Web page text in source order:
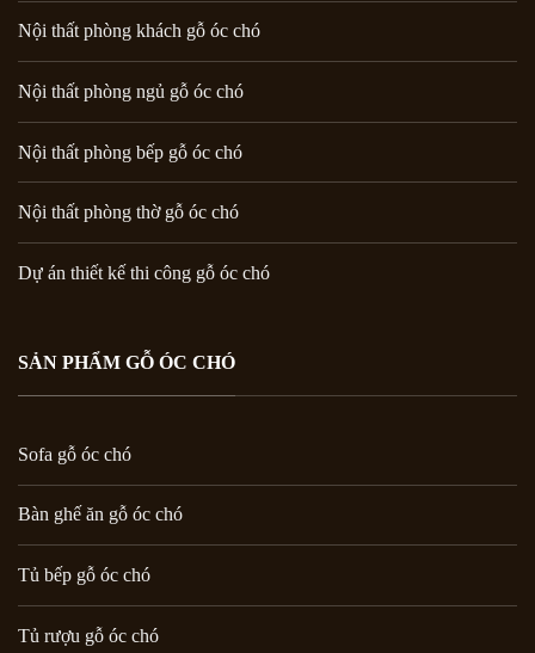
Nội thất phòng khách gỗ óc chó
Nội thất phòng ngủ gỗ óc chó
Nội thất phòng bếp gỗ óc chó
Nội thất phòng thờ gỗ óc chó
Dự án thiết kế thi công gỗ óc chó
SẢN PHẨM GỖ ÓC CHÓ
Sofa gỗ óc chó
Bàn ghế ăn gỗ óc chó
Tủ bếp gỗ óc chó
Tủ rượu gỗ óc chó